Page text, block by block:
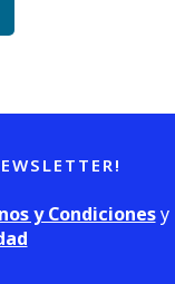
y Condicionesy